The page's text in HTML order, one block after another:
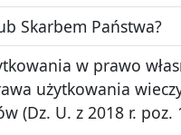
Skarbem Państwa?
w prawo
użytkowania
(Dz. U. z 2018 r.